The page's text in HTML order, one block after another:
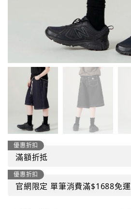
優惠折扣
滿額折抵
優惠折扣
官網限定 單筆消費滿$1688免運